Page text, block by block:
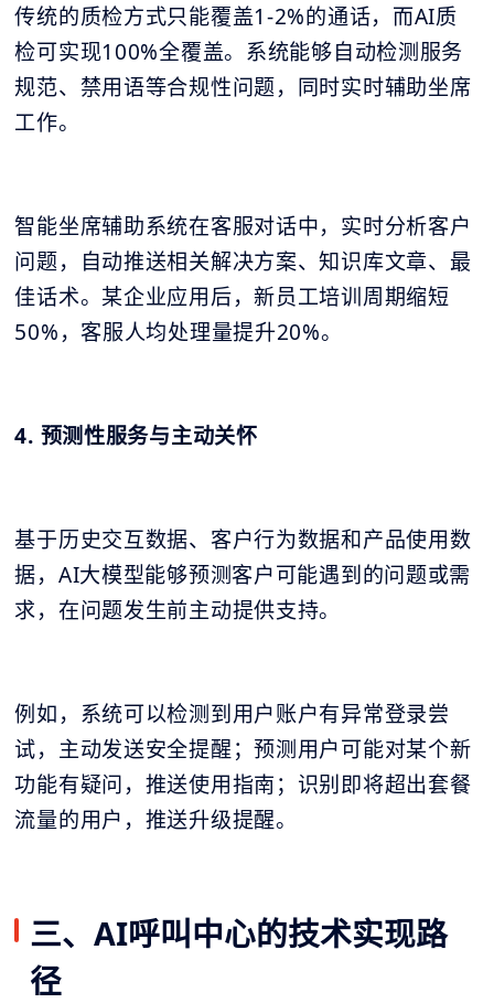
传统的质检方式只能覆盖1-2%的通话，而AI质
检可实现100%全覆盖。系统能够自动检测服务
规范、禁用语等合规性问题，同时实时辅助坐席
工作。
智能坐席辅助系统在客服对话中，实时分析客户
问题，自动推送相关解决方案、知识库文章、最
佳话术。某企业应用后，新员工培训周期缩短
50%，客服人均处理量提升20%。
4. 预测性服务与主动关怀
基于历史交互数据、客户行为数据和产品使用数
据，AI大模型能够预测客户可能遇到的问题或需
求，在问题发生前主动提供支持。
例如，系统可以检测到用户账户有异常登录尝
试，主动发送安全提醒；预测用户可能对某个新
功能有疑问，推送使用指南；识别即将超出套餐
流量的用户，推送升级提醒。
三、AI呼叫中心的技术实现路
径